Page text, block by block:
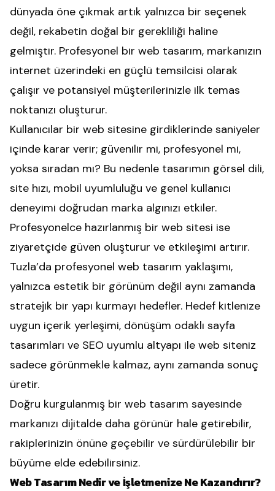
dünyada öne çıkmak artık yalnızca bir seçenek
değil, rekabetin doğal bir gerekliliği haline
gelmiştir. Profesyonel bir web tasarım, markanızın
internet üzerindeki en güçlü temsilcisi olarak
çalışır ve potansiyel müşterilerinizle ilk temas
noktanızı oluşturur.
Kullanıcılar bir web sitesine girdiklerinde saniyeler
içinde karar verir; güvenilir mi, profesyonel mi,
yoksa sıradan mı? Bu nedenle tasarımın görsel dili,
site hızı, mobil uyumluluğu ve genel kullanıcı
deneyimi doğrudan marka algınızı etkiler.
Profesyonelce hazırlanmış bir web sitesi ise
ziyaretçide güven oluşturur ve etkileşimi artırır.
Tuzla’da profesyonel web tasarım yaklaşımı,
yalnızca estetik bir görünüm değil aynı zamanda
stratejik bir yapı kurmayı hedefler. Hedef kitlenize
uygun içerik yerleşimi, dönüşüm odaklı sayfa
tasarımları ve SEO uyumlu altyapı ile web siteniz
sadece görünmekle kalmaz, aynı zamanda sonuç
üretir.
Doğru kurgulanmış bir web tasarım sayesinde
markanızı dijitalde daha görünür hale getirebilir,
rakiplerinizin önüne geçebilir ve sürdürülebilir bir
büyüme elde edebilirsiniz.
Web Tasarım Nedir ve İşletmenize Ne Kazandırır?